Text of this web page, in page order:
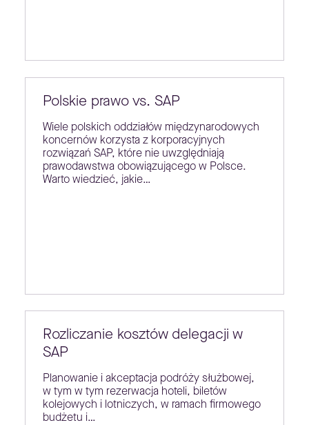
Polskie prawo vs. SAP
Wiele polskich oddziałów międzynarodowych
koncernów korzysta z korporacyjnych
rozwiązań SAP, które nie uwzględniają
prawodawstwa obowiązującego w Polsce.
Warto wiedzieć, jakie…
Rozliczanie kosztów delegacji w
SAP
Planowanie i akceptacja podróży służbowej,
w tym w tym rezerwacja hoteli, biletów
kolejowych i lotniczych, w ramach firmowego
budżetu i…